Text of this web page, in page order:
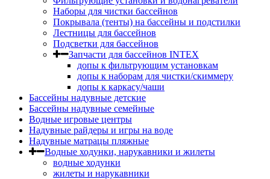
Наборы для чистки бассейнов
Покрывала (тенты) на бассейны и подстилки
Лестницы для бассейнов
Подсветки для бассейнов
Запчасти для бассейнов INTEX
допы к фильтрующим установкам
допы к наборам для чистки/скиммеру
допы к каркасу/чаши
Бассейны надувные детские
Бассейны надувные семейные
Водные игровые центры
Надувные райдеры и игры на воде
Надувные матрацы пляжные
Водные ходунки, нарукавники и жилеты
водные ходунки
жилеты и нарукавники